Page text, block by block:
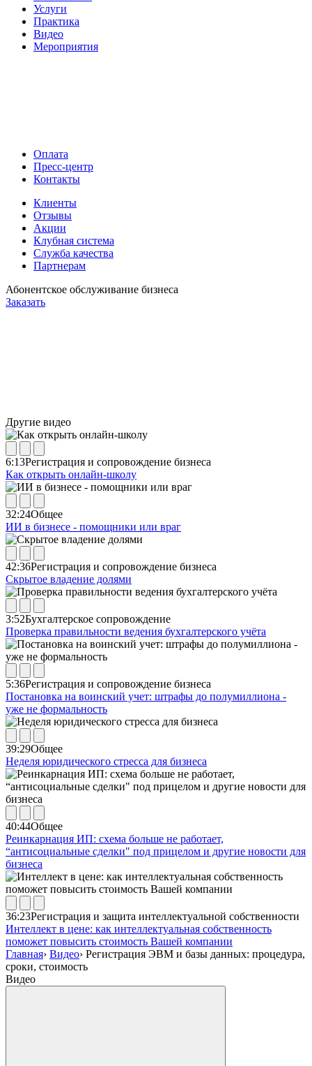
Услуги
Практика
Видео
Мероприятия
Оплата
Пресс-центр
Контакты
Клиенты
Отзывы
Акции
Клубная система
Служба качества
Партнерам
Абонентское обслуживание бизнеса
Заказать
Другие видео
6:13Регистрация и сопровождение бизнеса
Как открыть онлайн-школу
32:24Общее
ИИ в бизнесе - помощники или враг
42:36Регистрация и сопровождение бизнеса
Скрытое владение долями
3:52Бухгалтерское сопровождение
Проверка правильности ведения бухгалтерского учёта
5:36Регистрация и сопровождение бизнеса
Постановка на воинский учет: штрафы до полумиллиона -
уже не формальность
39:29Общее
Неделя юридического стресса для бизнеса
40:44Общее
Реинкарнация ИП: схема больше не работает,
“антисоциальные сделки" под прицелом и другие новости для
бизнеса
36:23Регистрация и защита интеллектуальной собственности
Интеллект в цене: как интеллектуальная собственность
поможет повысить стоимость Вашей компании
Главная› Видео› Регистрация ЭВМ и базы данных: процедура,
сроки, стоимость
Видео